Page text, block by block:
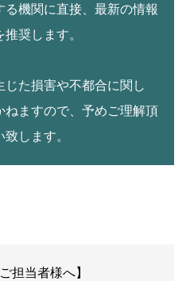
機関に直接、最新の情報
奨します。
た損害や不都合に関し
ねますので、予めご理解頂
します。
担当者様へ】